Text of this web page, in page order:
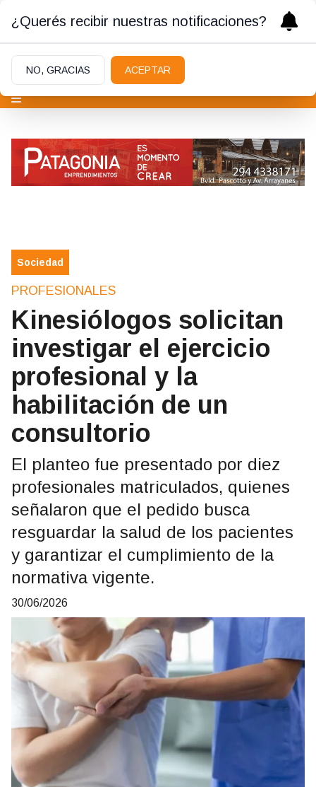
Sociedad
PROFESIONALES
Kinesiólogos solicitan
investigar el ejercicio
profesional y la
habilitación de un
consultorio
El planteo fue presentado por diez
profesionales matriculados, quienes
señalaron que el pedido busca
resguardar la salud de los pacientes
y garantizar el cumplimiento de la
normativa vigente.
30/06/2026
¿Querés recibir nuestras notificaciones?
NO, GRACIAS ACEPTAR